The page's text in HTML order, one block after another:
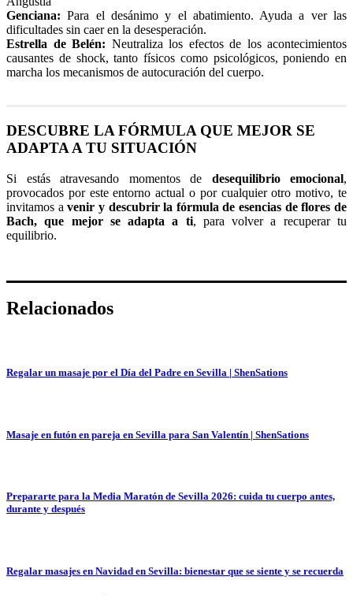
Genciana: Para el desánimo y el abatimiento. Ayuda a ver las
dificultades sin caer en la desesperación.
Estrella de Belén: Neutraliza los efectos de los acontecimientos
causantes de shock, tanto físicos como psicológicos, poniendo en
marcha los mecanismos de autocuración del cuerpo.
DESCUBRE LA FÓRMULA QUE MEJOR SE
ADAPTA A TU SITUACIÓN
Si estás atravesando momentos de desequilibrio emocional,
provocados por este entorno actual o por cualquier otro motivo, te
invitamos avenir y descubrir la fórmula de esencias de flores de
Bach, que mejor se adapta a ti, para volver a recuperar tu
equilibrio.
Relacionados
Regalar un masaje por el Día del Padre en Sevilla | ShenSations
Masaje en futón en pareja en Sevilla para San Valentín | ShenSations
Prepararte para la Media Maratón de Sevilla 2026: cuida tu cuerpo antes,
durante y después
Regalar masajes en Navidad en Sevilla: bienestar que se siente y se recuerda